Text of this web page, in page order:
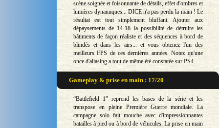
scène soignée et foisonnante de détails, effet d'ombres et
lumières dynamiques... DICE n'a pas perdu la main ! Le
résultat est tout simplement bluffant. Ajouter aux
dépaysements de 14-18 la possibilité de détruire les
bâtiments de façon réaliste et des séquences à bord de
blindés et dans les airs... et vous obtenez l'un des
meilleurs FPS de ces dernières années. Notez qu'une
once d'aliasing a tout de même été constatée sur PS4.
Gameplay & prise en main : 17/20
“Battlefield 1” reprend les bases de la série et les
transpose en pleine Première Guerre mondiale. La
campagne solo fait mouche avec d'impressionnantes
batailles à pied ou à bord de véhicules. La prise en main